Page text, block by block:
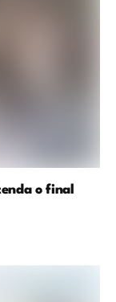
o final